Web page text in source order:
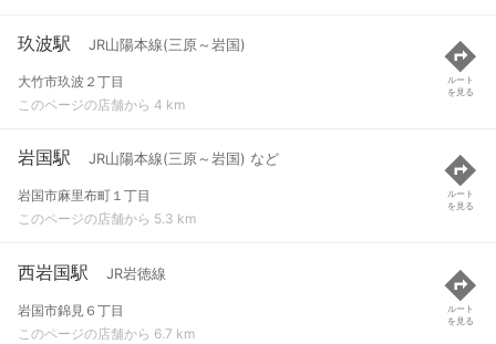
玖波駅 JR山陽本線(三原～岩国)
大竹市玖波２丁目
このページの店舗から 4 km
ルート
を見る
岩国駅 JR山陽本線(三原～岩国) など
岩国市麻里布町１丁目
このページの店舗から 5.3 km
ルート
を見る
西岩国駅 JR岩徳線
岩国市錦見６丁目
このページの店舗から 6.7 km
ルート
を見る